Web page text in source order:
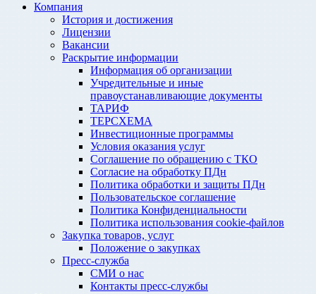
Компания
История и достижения
Лицензии
Вакансии
Раскрытие информации
Информация об организации
Учредительные и иные
правоустанавливающие документы
ТАРИФ
ТЕРСХЕМА
Инвестиционные программы
Условия оказания услуг
Соглашение по обращению с ТКО
Согласие на обработку ПДн
Политика обработки и защиты ПДн
Пользовательское соглашение
Политика Конфиденциальности
Политика использования cookie-файлов
Закупка товаров, услуг
Положение о закупках
Пресс-служба
СМИ о нас
Контакты пресс-службы